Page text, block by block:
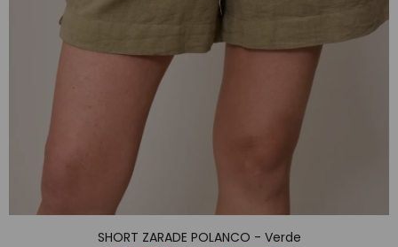
SHORT ZARADE POLANCO - Verde